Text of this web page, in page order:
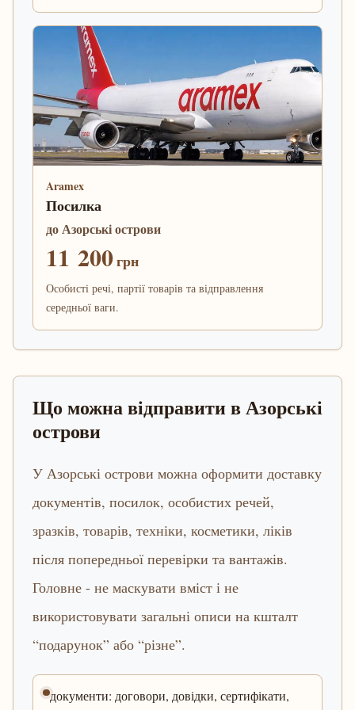
Aramex
Посилка
до Азорські острови
11 200грн
Особисті речі, партії товарів та відправлення
середньої ваги.
Що можна відправити в Азорські
острови
У Азорські острови можна оформити доставку
документів, посилок, особистих речей,
зразків, товарів, техніки, косметики, ліків
після попередньої перевірки та вантажів.
Головне - не маскувати вміст і не
використовувати загальні описи на кшталт
“подарунок” або “різне”.
документи: договори, довідки, сертифікати,